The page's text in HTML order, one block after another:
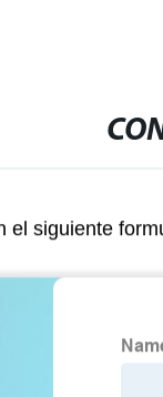
el siguiente